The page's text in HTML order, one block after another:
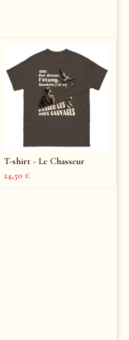
T-shirt - Le Chasseur
24,50 €